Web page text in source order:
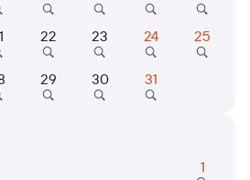
билетов без очереди в кассу
на схемах вагонов
на вопросы о поездке или
22 23 24 25
29 30 31
1